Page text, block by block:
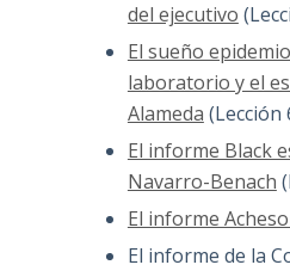
del ejecutivo
El sueño
laboratorio y el
Alameda (Lección
El informe Black
Navarro-Benach
El informe
El informe de la